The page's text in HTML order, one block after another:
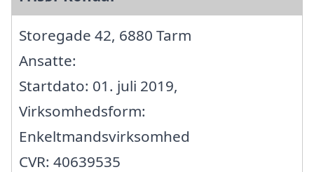
Storegade 42, 6880 Tarm
Ansatte:
Startdato: 01. juli 2019,
Virksomhedsform:
Enkeltmandsvirksomhed
CVR: 40639535